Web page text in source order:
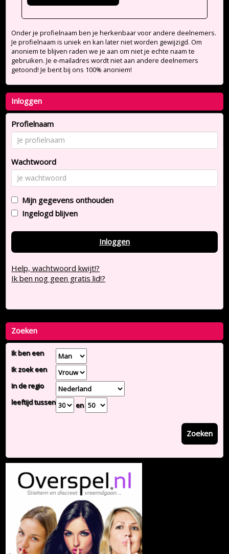
Onder je profielnaam ben je herkenbaar voor andere deelnemers.
Je profielnaam is uniek en kan later niet worden gewijzigd. Om
anoniem te blijven raden we je aan om niet je echte naam te
gebruiken. Je e-mailadres wordt niet aan andere deelnemers
getoond! Je bent bij ons 100% anoniem!
Inloggen
Profielnaam
Wachtwoord
Mijn gegevens onthouden
Ingelogd blijven
Inloggen
Help, wachtwoord kwijt!?
Ik ben nog geen gratis lid!?
Zoeken
Ik ben een
Ik zoek een
In de regio
leeftijd tussen
en
Zoeken